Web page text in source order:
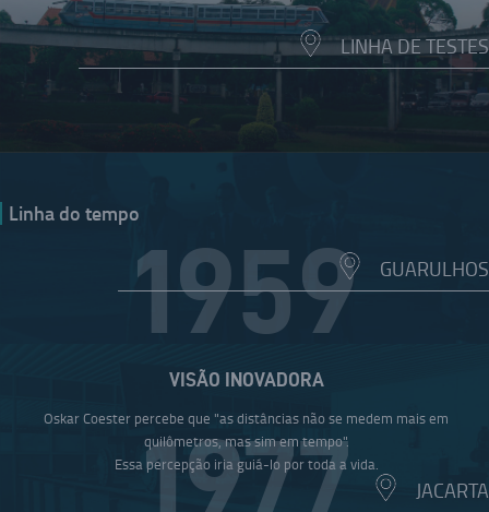
LINHA DE TESTES
GUARULHOS
JACARTA
Linha do tempo
1959
VISÃO INOVADORA
Oskar Coester percebe que "as distâncias não se medem mais em
quilômetros, mas sim em tempo".
Essa percepção iria guiá-lo por toda a vida.
1977